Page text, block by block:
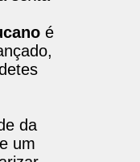
é
da
um